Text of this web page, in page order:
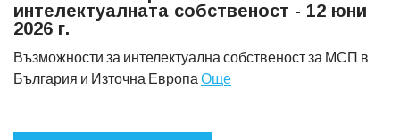
интелектуалната собственост - 12 юни
2026 г.
Възможности за интелектуална собственост за МСП в
България и Източна Европа Още